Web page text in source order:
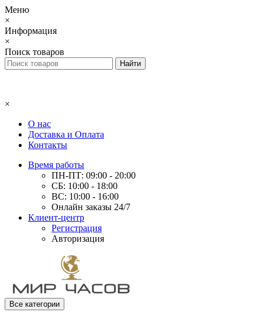
Меню
×
Информация
×
Поиск товаров
×
О нас
Доставка и Оплата
Контакты
Время работы
ПН-ПТ: 09:00 - 20:00
СБ: 10:00 - 18:00
ВС: 10:00 - 16:00
Онлайн заказы 24/7
Клиент-центр
Регистрация
Авторизация
Все категории